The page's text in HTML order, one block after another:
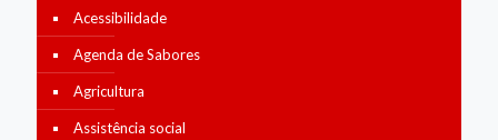
Acessibilidade
Agenda de Sabores
Agricultura
Assistência social